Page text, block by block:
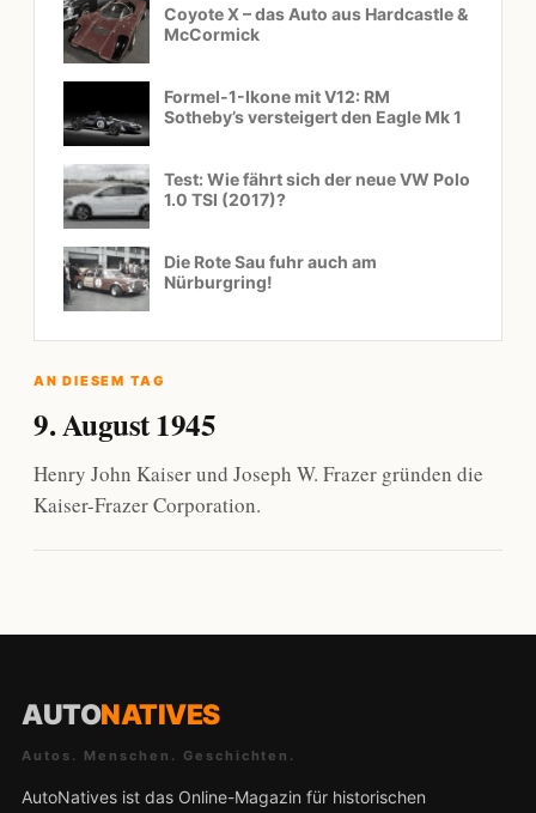
Coyote X – das Auto aus Hardcastle &
McCormick
Formel-1-Ikone mit V12: RM
Sotheby’s versteigert den Eagle Mk 1
Test: Wie fährt sich der neue VW Polo
1.0 TSI (2017)?
Die Rote Sau fuhr auch am
Nürburgring!
AN DIESEM TAG
9. August 1945
Henry John Kaiser und Joseph W. Frazer gründen die
Kaiser-Frazer Corporation.
AUTONATIVES
Autos. Menschen. Geschichten.
AutoNatives ist das Online-Magazin für historischen